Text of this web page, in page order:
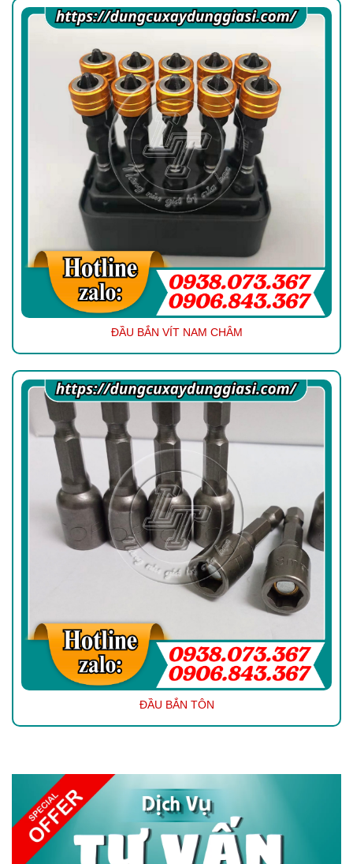
ĐẦU BẮN VÍT NAM CHÂM
ĐẦU BẮN TÔN